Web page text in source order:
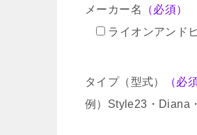
メーカー名
（必須）
ライオンアンド
タイプ（型式）
（必
例）Style23・Diana